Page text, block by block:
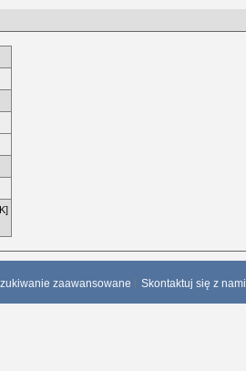
zaawansowane Skontaktuj się z nami